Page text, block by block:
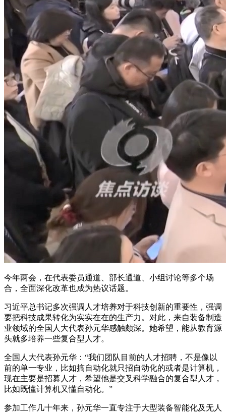
今年两会，在代表委员通道、部长通道、小组讨论等多个场
合，全面深化改革也成为热议话题。
习近平总书记多次强调人才培养对于科技创新的重要性，强调
要把科技成果转化为实实在在的生产力。对此，来自装备制造
业领域的全国人大代表孙元华感触颇深。她希望，能从教育源
头就多培养一些复合型人才。
全国人大代表孙元华：“我们团队目前的人才招聘，不是像以
前的单一专业，比如搞自动化就只招自动化的或者是计算机，
现在主要是招募人才，希望他是交叉科学融合的复合型人才，
比如既懂计算机又懂自动化。”
参加工作几十年来，孙元华一直专注于大型装备智能化及无人